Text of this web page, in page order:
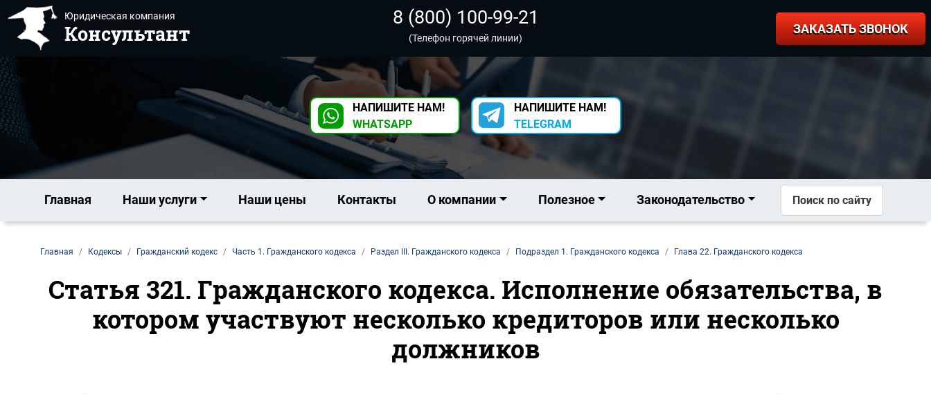
Юридическая компания
Консультант
8 (800) 100-99-21
(Телефон горячей линии)
ЗАКАЗАТЬ ЗВОНОК
НАПИШИТЕ НАМ!
WHATSAPP
НАПИШИТЕ НАМ!
TELEGRAM
Главная Наши услуги Наши цены Контакты О компании Полезное Законодательство Поиск по сайту
Главная Кодексы Гражданский кодекс Часть 1. Гражданского кодекса Раздел III. Гражданского кодекса Подраздел 1. Гражданского кодекса Глава 22. Гражданского кодекса
Статья 321. Гражданского кодекса. Исполнение обязательства, в
котором участвуют несколько кредиторов или несколько
должников